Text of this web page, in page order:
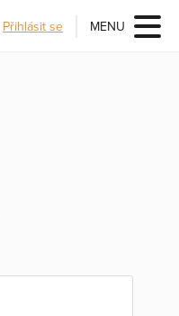
Přihlásit se MENU